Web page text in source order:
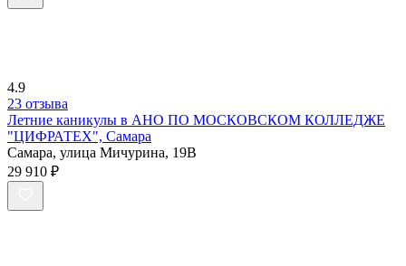
4.9
23 отзыва
Летние каникулы в АНО ПО МОСКОВСКОМ КОЛЛЕДЖЕ
"ЦИФРАТЕХ", Самара
Самара, улица Мичурина, 19В
29 910 ₽